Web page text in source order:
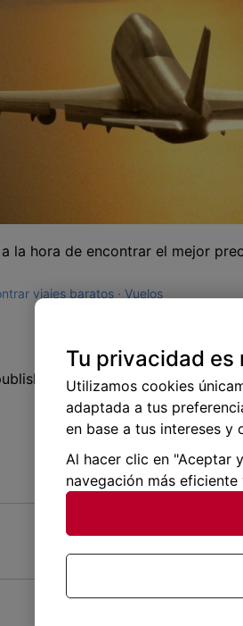
la hora de encontrar el mejor
viajes baratos Vuelos
Required fields are marked
Tu privacidad
Utilizamos cookies
adaptada a tus
en base a tus intereses y
Al hacer clic en "Aceptar
navegación más